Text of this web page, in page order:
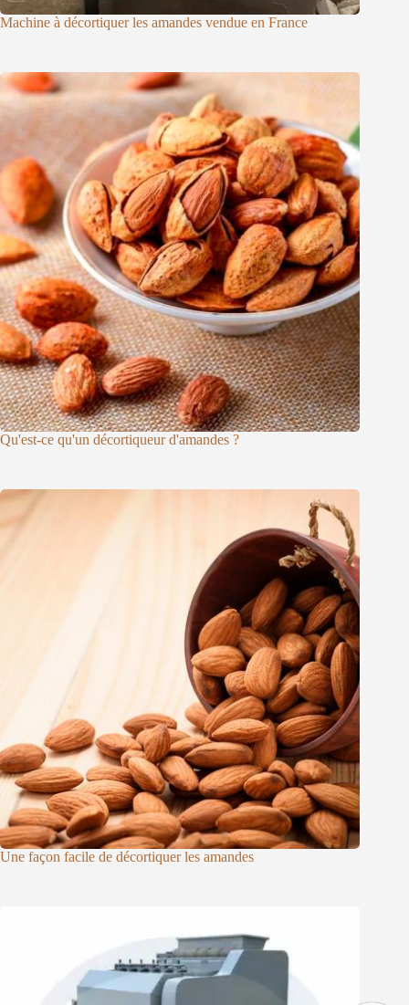
Machine à décortiquer les amandes vendue en France
Qu'est-ce qu'un décortiqueur d'amandes ?
Une façon facile de décortiquer les amandes